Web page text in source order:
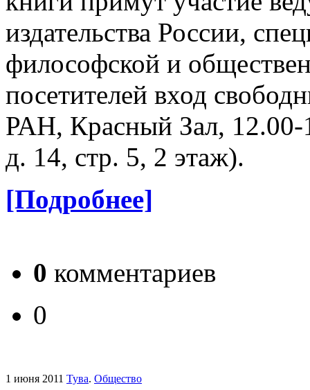
издательства России,
философской и
посетителей вход
РАН, Красный Зал, 12.00-
д. 14, стр. 5, 2 этаж).
[Подробнее]
0 комментариев
0
1 июня 2011 Тува. Общество